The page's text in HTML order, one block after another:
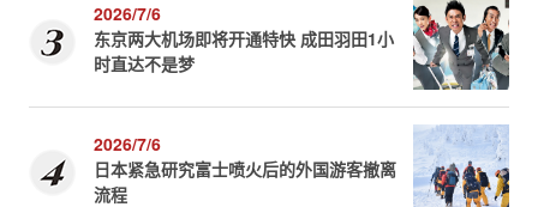
2026/7/6
东京两大机场即将开通特快 成田羽田1小
时直达不是梦
2026/7/6
日本紧急研究富士喷火后的外国游客撤离
流程